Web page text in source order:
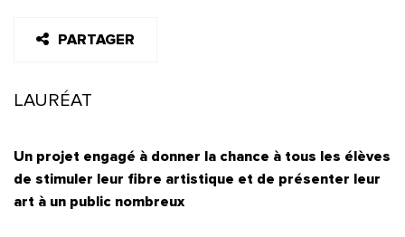
PARTAGER
LAURÉAT
Un projet engagé à donner la chance à tous les élèves
de stimuler leur fibre artistique et de présenter leur
art à un public nombreux